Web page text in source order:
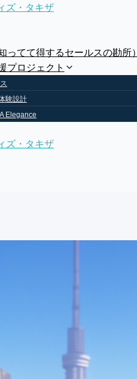
ってて得するセールスの勘所）
プロジェクト
験設計
Elegance